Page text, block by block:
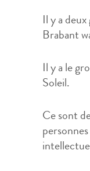
Il y a
Brabant
Il y a le
Soleil.
Ce sont